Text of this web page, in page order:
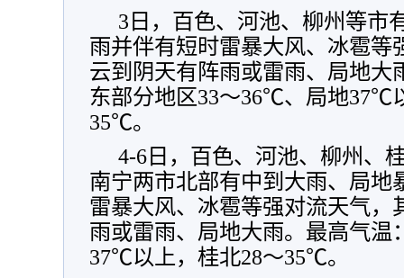
3日，百色、河池、柳州等市
雨并伴有短时雷暴大风、冰雹等
云到阴天有阵雨或雷雨、局地大
东部分地区33～36℃、局地37℃
35℃。
4-6日，百色、河池、柳州、
南宁两市北部有中到大雨、局地
雷暴大风、冰雹等强对流天气，
雨或雷雨、局地大雨。最高气
37℃以上，桂北28～35℃。